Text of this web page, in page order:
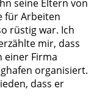
seine Eltern von
für Arbeiten
rüstig war. Ich
mir, dass
einer Firma
organisiert.
dass er